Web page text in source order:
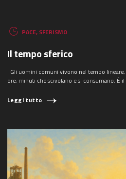
PACE, SFERISMO
Il tempo sferico
Gli uomini comuni vivono nel tempo
ore, minuti che scivolano e si consumano. È
Leggi tutto